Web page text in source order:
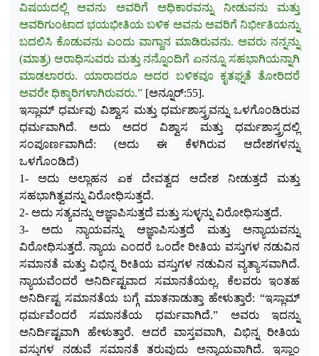
ವಿಷಯದಲ್ಲಿ ಅವನು ಅವರಿಗೆ ಅಧಿಕಾರವನ್ನು ನೀಡುವನು ಮತ್ತು
ಅವರಿಗುಂಟಾದ ಭಯಭೀತಿಯ ಬಳಿಕ ಅವನು ಅವರಿಗೆ ನಿರ್ಭೀತಿಯನ್ನು
ಬದಲಿಸಿ ಕೊಡುವನು ಎಂದು ವಾಗ್ದಾನ ಮಾಡಿರುವನು. ಅವರು ನನ್ನನ್ನು
(ಮಾತ್ರ) ಆರಾಧಿಸುವರು ಮತ್ತು ನನ್ನೊಂದಿಗೆ ಏನನ್ನೂ ಸಹಭಾಗಿಯನ್ನಾಗಿ
ಮಾಡಲಾರರು. ಯಾರಾದರೂ ಅದರ ಬಳಿಕವೂ ಕೃತಘ್ನತೆ ತೋರಿದರೆ
ಅವರೇ ಧಿಕ್ಕಾರಿಗಳಾಗಿರುವರು.”[ಅನ್ನೂರ್:55].
ಇಸ್ಲಾಮ್ ಧರ್ಮವು ವಿಶ್ವಾಸ ಮತ್ತು ಧರ್ಮಶಾಸ್ತ್ರವನ್ನು ಒಳಗೊಂಡಿರುವ
ಧರ್ಮವಾಗಿದೆ. ಅದು ಅದರ ವಿಶ್ವಾಸ ಮತ್ತು ಧರ್ಮಶಾಸ್ತ್ರದಲ್ಲಿ
ಸಂಪೂರ್ಣವಾಗಿದೆ: (ಅದು ಈ ಕೆಳಗಿರುವ ಆದೇಶಗಳನ್ನು
ಒಳಗೊಂಡಿದೆ)
1- ಅದು ಅಲ್ಲಾಹನ ಏಕ ದೇವತ್ವದ ಆದೇಶ ನೀಡುತ್ತದೆ ಮತ್ತು
ಸಹಭಾಗಿತ್ವವನ್ನು ವಿರೋಧಿಸುತ್ತದೆ.
2- ಅದು ಸತ್ಯವನ್ನು ಆಜ್ಞಾಪಿಸುತ್ತದೆ ಮತ್ತು ಸುಳ್ಳನ್ನು ವಿರೋಧಿಸುತ್ತದೆ.
3- ಅದು ನ್ಯಾಯವನ್ನು ಆಜ್ಞಾಪಿಸುತ್ತದೆ ಮತ್ತು ಅನ್ಯಾಯವನ್ನು
ವಿರೋಧಿಸುತ್ತದೆ. ನ್ಯಾಯ ಎಂದರೆ ಒಂದೇ ರೀತಿಯ ವಸ್ತುಗಳ ನಡುವಿನ
ಸಮಾನತೆ ಮತ್ತು ವಿಭಿನ್ನ ರೀತಿಯ ವಸ್ತುಗಳ ನಡುವಿನ ವ್ಯತ್ಯಾಸವಾಗಿದೆ.
ನ್ಯಾಯವೆಂದರೆ ಅನಿರ್ದಿಷ್ಟವಾದ ಸಮಾನತೆಯಲ್ಲ. ಕೆಲವರು ಇಂತಹ
ಅನಿರ್ದಿಷ್ಟ ಸಮಾನತೆಯ ಬಗ್ಗೆ ಮಾತನಾಡುತ್ತಾ ಹೇಳುತ್ತಾರೆ: “ಇಸ್ಲಾಮ್
ಧರ್ಮವೆಂದರೆ ಸಮಾನತೆಯ ಧರ್ಮವಾಗಿದೆ.” ಅವರು ಇದನ್ನು
ಅನಿರ್ದಿಷ್ಟವಾಗಿ ಹೇಳುತ್ತಾರೆ. ಆದರೆ ವಾಸ್ತವವಾಗಿ, ವಿಭಿನ್ನ ರೀತಿಯ
ವಸ್ತುಗಳ ನಡುವೆ ಸಮಾನತೆ ತರುವುದು ಅನ್ಯಾಯವಾಗಿದೆ. ಇಸ್ಲಾಂ